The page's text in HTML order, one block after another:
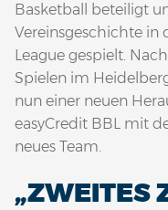
Basketball beteiligt
Vereinsgeschichte in
League gespielt.
Spielen im
nun einer neuen
easyCredit BBL mit
neues Team.
„ZWEITES